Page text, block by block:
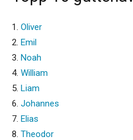
1. Oliver
2. Emil
3. Noah
4. William
5. Liam
6. Johannes
7. Elias
8. Theodor